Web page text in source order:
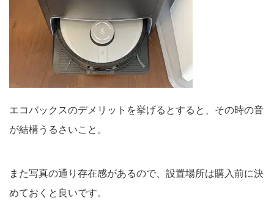
エコバックスのデメリットを挙げるとすると、その時の音
が結構うるさいこと。
また写真の通り存在感があるので、設置場所は購入前に決
めておくと良いです。